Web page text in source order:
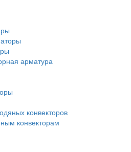
арматура
конвекторов
конвекторам